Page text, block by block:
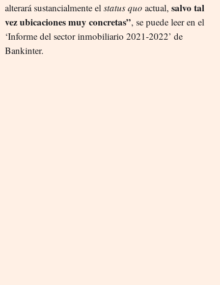
alterará sustancialmente el status quo actual, salvo tal
vez ubicaciones muy concretas”, se puede leer en el
‘Informe del sector inmobiliario 2021-2022’ de
Bankinter.